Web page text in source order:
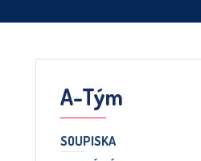
A-Tým
SOUPISKA